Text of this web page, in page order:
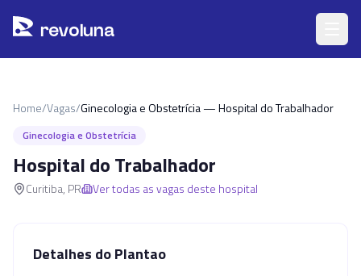
revoluna
Home/Vagas/Ginecologia e Obstetrícia — Hospital do Trabalhador
Ginecologia e Obstetrícia
Hospital do Trabalhador
Curitiba, PR Ver todas as vagas deste hospital
Detalhes do Plantao